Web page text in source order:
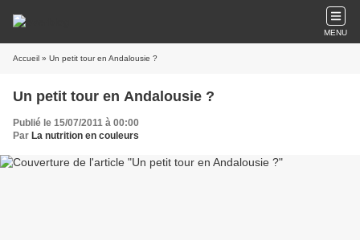
MENU
Accueil » Un petit tour en Andalousie ?
Un petit tour en Andalousie ?
Publié le 15/07/2011 à 00:00
Par La nutrition en couleurs